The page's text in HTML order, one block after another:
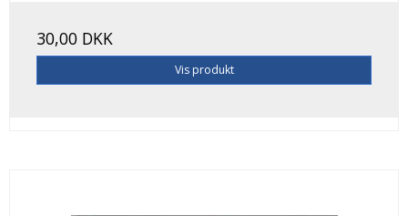
30,00 DKK
Vis produkt